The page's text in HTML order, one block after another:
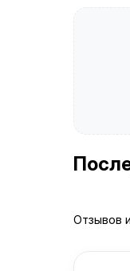
Отзывов